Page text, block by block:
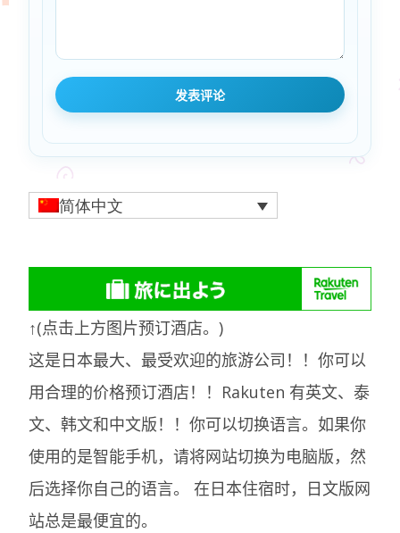
简体中文
↑(点击上方图片预订酒店。)
这是日本最大、最受欢迎的旅游公司！！你可以
用合理的价格预订酒店！！Rakuten 有英文、泰
文、韩文和中文版！！你可以切换语言。如果你
使用的是智能手机，请将网站切换为电脑版，然
后选择你自己的语言。在日本住宿时，日文版网
站总是最便宜的。